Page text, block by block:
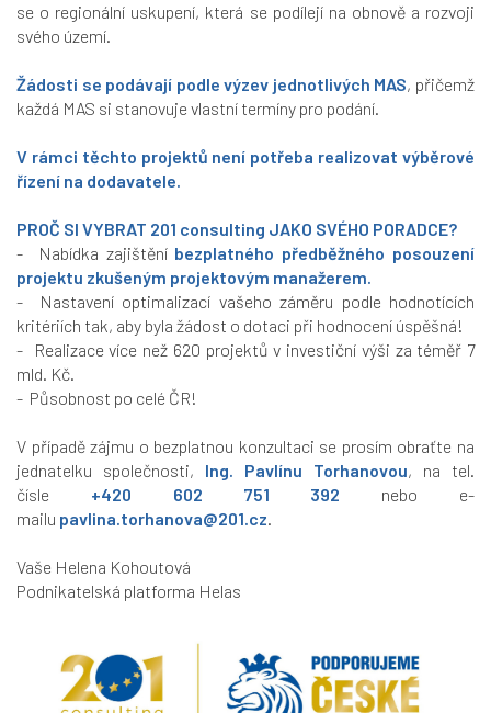
se o regionální uskupení, která se podílejí na obnově a rozvoji
svého území.
Žádosti se podávají podle výzev jednotlivých MAS, přičemž
každá MAS si stanovuje vlastní termíny pro podání.
V rámci těchto projektů není potřeba realizovat výběrové
řízení na dodavatele.
PROČ SI VYBRAT 201 consulting JAKO SVÉHO PORADCE?
- Nabídka zajištěníbezplatného předběžného posouzení
projektu zkušeným projektovým manažerem.
- Nastavení optimalizací vašeho záměru podle hodnotících
kritériích tak, aby byla žádost o dotaci při hodnocení úspěšná!
- Realizace více než 620 projektů v investiční výši za téměř 7
mld. Kč.
- Působnost po celé ČR!
V případě zájmu o bezplatnou konzultaci se prosím obraťte na
jednatelku společnosti, Ing. Pavlínu Torhanovou, na tel.
čísle +420 602 751 392 nebo e-
mailu pavlina.torhanova@201.cz.
Vaše Helena Kohoutová
Podnikatelská platforma Helas